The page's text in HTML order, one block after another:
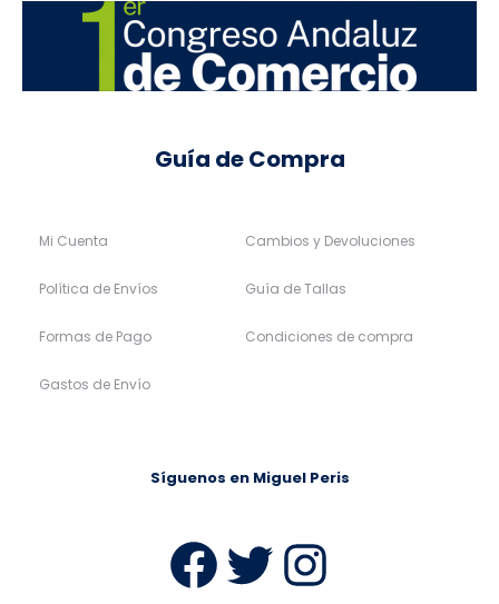
Guía de Compra
Mi Cuenta
Política de Envíos
Formas de Pago
Gastos de Envío
Cambios y Devoluciones
Guía de Tallas
Condiciones de compra
Síguenos en Miguel Peris
Facebook
Twitter